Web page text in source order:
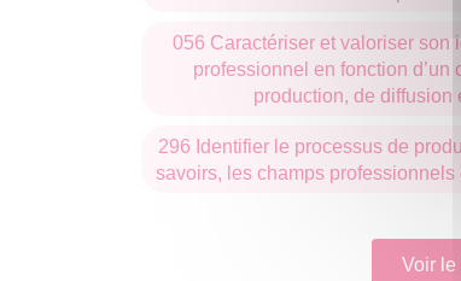
056 Caractériser et valoriser son
professionnel en fonction d’un
production, de diffusion
296 Identifier le processus de
savoirs, les champs
Voir